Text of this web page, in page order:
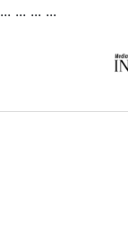
... ... ... ...